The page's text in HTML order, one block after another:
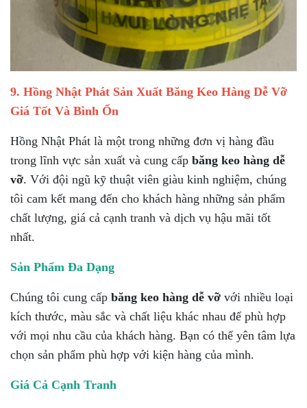
9. Hồng Nhật Phát Sản Xuất Băng Keo Hàng Dễ Vỡ
Giá Tốt Và Bình Ổn
Hồng Nhật Phát là một trong những đơn vị hàng đầu
trong lĩnh vực sản xuất và cung cấp băng keo hàng dễ
vỡ. Với đội ngũ kỹ thuật viên giàu kinh nghiệm, chúng
tôi cam kết mang đến cho khách hàng những sản phẩm
chất lượng, giá cả cạnh tranh và dịch vụ hậu mãi tốt
nhất.
Sản Phẩm Đa Dạng
Chúng tôi cung cấp băng keo hàng dễ vỡ với nhiều loại
kích thước, màu sắc và chất liệu khác nhau để phù hợp
với mọi nhu cầu của khách hàng. Bạn có thể yên tâm lựa
chọn sản phẩm phù hợp với kiện hàng của mình.
Giá Cả Cạnh Tranh